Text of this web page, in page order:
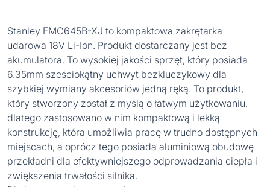
Stanley FMC645B-XJ to kompaktowa zakrętarka
udarowa 18V Li-Ion. Produkt dostarczany jest bez
akumulatora. To wysokiej jakości sprzęt, który posiada
6.35mm sześciokątny uchwyt bezkluczykowy dla
szybkiej wymiany akcesoriów jedną ręką. To produkt,
który stworzony został z myślą o łatwym użytkowaniu,
dlatego zastosowano w nim kompaktową i lekką
konstrukcję, która umożliwia pracę w trudno dostępnych
miejscach, a oprócz tego posiada aluminiową obudowę
przekładni dla efektywniejszego odprowadzania ciepła i
zwiększenia trwałości silnika.